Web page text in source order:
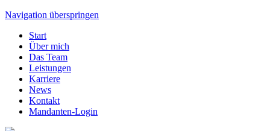
Navigation überspringen
Start
Über mich
Das Team
Leistungen
Karriere
News
Kontakt
Mandanten-Login